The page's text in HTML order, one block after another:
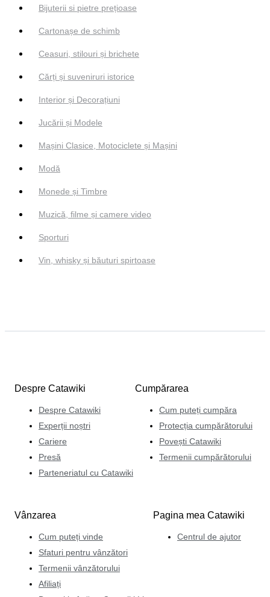
Bijuterii si pietre prețioase
Cartonașe de schimb
Ceasuri, stilouri și brichete
Cărți și suveniruri istorice
Interior și Decorațiuni
Jucării și Modele
Mașini Clasice, Motociclete și Mașini
Modă
Monede și Timbre
Muzică, filme și camere video
Sporturi
Vin, whisky și băuturi spirtoase
Despre Catawiki
Despre Catawiki
Experții noștri
Cariere
Presă
Parteneriatul cu Catawiki
Cumpărarea
Cum puteți cumpăra
Protecția cumpărătorului
Povești Catawiki
Termenii cumpărătorului
Vânzarea
Cum puteți vinde
Sfaturi pentru vânzători
Termenii vânzătorului
Afiliați
Pagina mea Catawiki
Centrul de ajutor